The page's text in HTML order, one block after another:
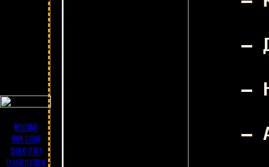
–
–
–
Welcome
User Guide
Quick start
Classification